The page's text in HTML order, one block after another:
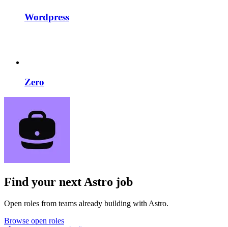
Wordpress
Zero
Find your nextAstro job
Open roles from teams already building with Astro.
Browse open roles